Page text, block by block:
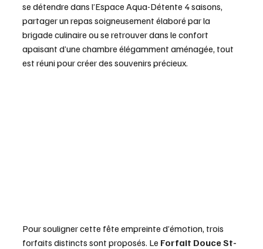
se détendre dans l’Espace Aqua-Détente 4 saisons,
partager un repas soigneusement élaboré par la
brigade culinaire ou se retrouver dans le confort
apaisant d’une chambre élégamment aménagée, tout
est réuni pour créer des souvenirs précieux.
Pour souligner cette fête empreinte d’émotion, trois
forfaits distincts sont proposés. Le Forfait Douce St-